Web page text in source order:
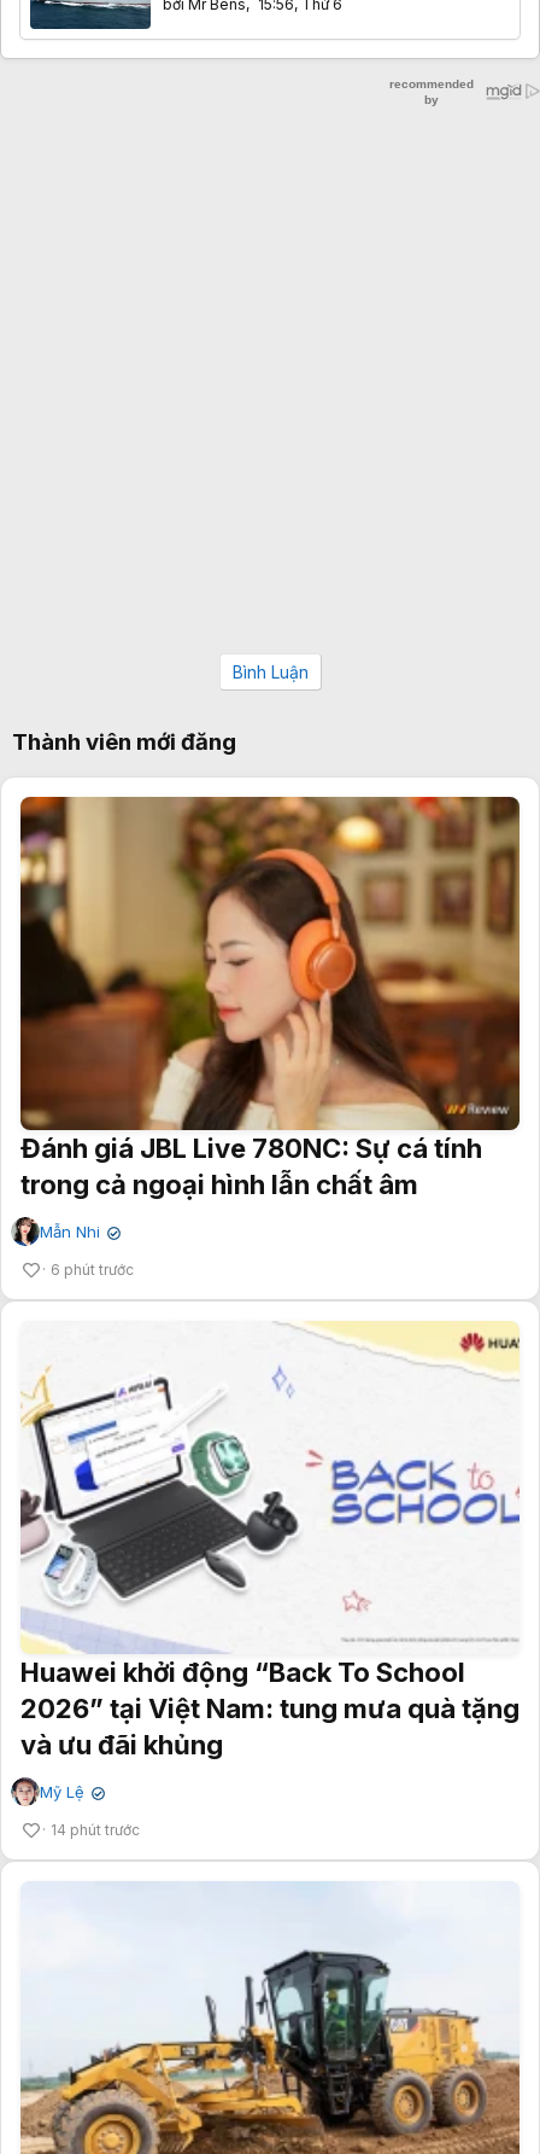
bởi Mr Bens, 15:56, Thứ 6
Bình Luận
Thành viên mới đăng
Đánh giá JBL Live 780NC: Sự cá tính
trong cả ngoại hình lẫn chất âm
Mẫn Nhi ✔
6 phút trước
Huawei khởi động “Back To School
2026” tại Việt Nam: tung mưa quà tặng
và ưu đãi khủng
Mỹ Lệ ✔
14 phút trước